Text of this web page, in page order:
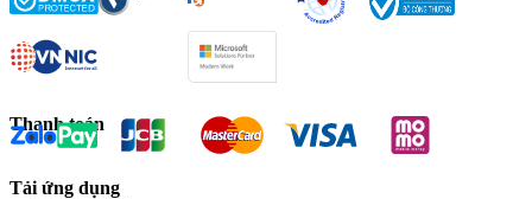
Thanh toán
Tải ứng dụng